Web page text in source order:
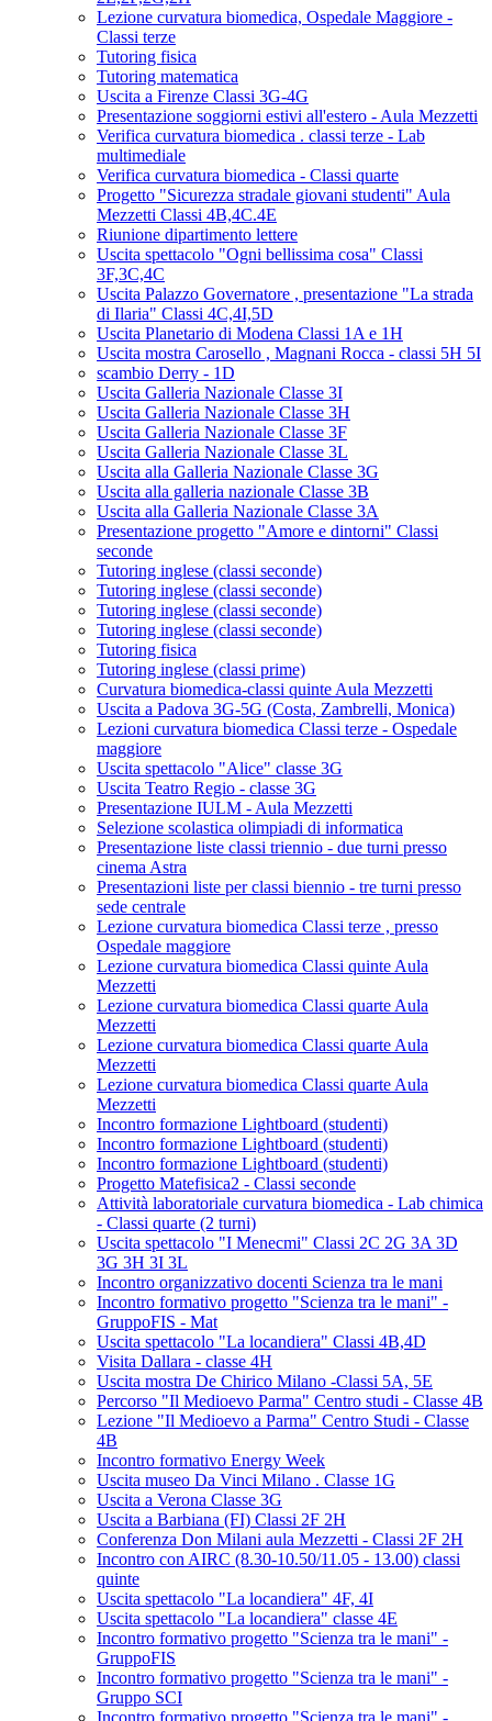
Lezione curvatura biomedica, Ospedale Maggiore -
Classi terze
Tutoring fisica
Tutoring matematica
Uscita a Firenze Classi 3G-4G
Presentazione soggiorni estivi all'estero - Aula Mezzetti
Verifica curvatura biomedica . classi terze - Lab
multimediale
Verifica curvatura biomedica - Classi quarte
Progetto "Sicurezza stradale giovani studenti" Aula
Mezzetti Classi 4B,4C.4E
Riunione dipartimento lettere
Uscita spettacolo "Ogni bellissima cosa" Classi
3F,3C,4C
Uscita Palazzo Governatore , presentazione "La strada
di Ilaria" Classi 4C,4I,5D
Uscita Planetario di Modena Classi 1A e 1H
Uscita mostra Carosello , Magnani Rocca - classi 5H 5I
scambio Derry - 1D
Uscita Galleria Nazionale Classe 3I
Uscita Galleria Nazionale Classe 3H
Uscita Galleria Nazionale Classe 3F
Uscita Galleria Nazionale Classe 3L
Uscita alla Galleria Nazionale Classe 3G
Uscita alla galleria nazionale Classe 3B
Uscita alla Galleria Nazionale Classe 3A
Presentazione progetto "Amore e dintorni" Classi
seconde
Tutoring inglese (classi seconde)
Tutoring inglese (classi seconde)
Tutoring inglese (classi seconde)
Tutoring inglese (classi seconde)
Tutoring fisica
Tutoring inglese (classi prime)
Curvatura biomedica-classi quinte Aula Mezzetti
Uscita a Padova 3G-5G (Costa, Zambrelli, Monica)
Lezioni curvatura biomedica Classi terze - Ospedale
maggiore
Uscita spettacolo "Alice" classe 3G
Uscita Teatro Regio - classe 3G
Presentazione IULM - Aula Mezzetti
Selezione scolastica olimpiadi di informatica
Presentazione liste classi triennio - due turni presso
cinema Astra
Presentazioni liste per classi biennio - tre turni presso
sede centrale
Lezione curvatura biomedica Classi terze , presso
Ospedale maggiore
Lezione curvatura biomedica Classi quinte Aula
Mezzetti
Lezione curvatura biomedica Classi quarte Aula
Mezzetti
Lezione curvatura biomedica Classi quarte Aula
Mezzetti
Lezione curvatura biomedica Classi quarte Aula
Mezzetti
Incontro formazione Lightboard (studenti)
Incontro formazione Lightboard (studenti)
Incontro formazione Lightboard (studenti)
Progetto Matefisica2 - Classi seconde
Attività laboratoriale curvatura biomedica - Lab chimica
- Classi quarte (2 turni)
Uscita spettacolo "I Menecmi" Classi 2C 2G 3A 3D
3G 3H 3I 3L
Incontro organizzativo docenti Scienza tra le mani
Incontro formativo progetto "Scienza tra le mani" -
GruppoFIS - Mat
Uscita spettacolo "La locandiera" Classi 4B,4D
Visita Dallara - classe 4H
Uscita mostra De Chirico Milano -Classi 5A, 5E
Percorso "Il Medioevo Parma" Centro studi - Classe 4B
Lezione "Il Medioevo a Parma" Centro Studi - Classe
4B
Incontro formativo Energy Week
Uscita museo Da Vinci Milano . Classe 1G
Uscita a Verona Classe 3G
Uscita a Barbiana (FI) Classi 2F 2H
Conferenza Don Milani aula Mezzetti - Classi 2F 2H
Incontro con AIRC (8.30-10.50/11.05 - 13.00) classi
quinte
Uscita spettacolo "La locandiera" 4F, 4I
Uscita spettacolo "La locandiera" classe 4E
Incontro formativo progetto "Scienza tra le mani" -
GruppoFIS
Incontro formativo progetto "Scienza tra le mani" -
Gruppo SCI